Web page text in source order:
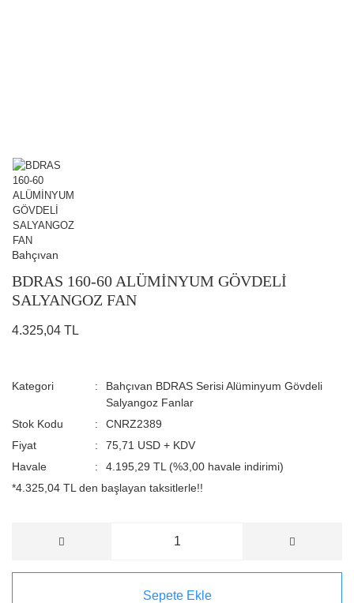
Bahçıvan
BDRAS 160-60 ALÜMİNYUM GÖVDELİ
SALYANGOZ FAN
4.325,04 TL
Kategori
Bahçıvan BDRAS Serisi Alüminyum Gövdeli
Salyangoz Fanlar
Stok Kodu
CNRZ2389
Fiyat
75,71 USD + KDV
Havale
4.195,29 TL (%3,00 havale indirimi)
*4.325,04 TL den başlayan taksitlerle!!
Sepete Ekle